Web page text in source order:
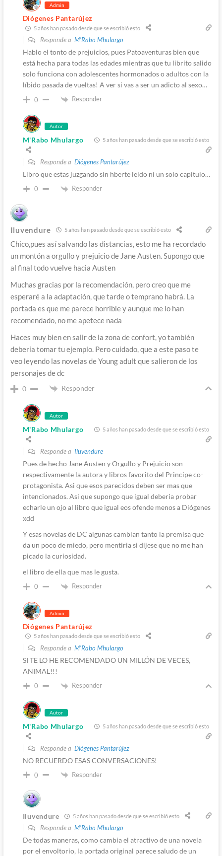
Admin
Diógenes Pantarújez
5 años han pasado desde que se escribió esto
Responde a M'Rabo Mhulargo
Hablo el tonto de prejuicios, pues Patoaventuras bien que
está hecha para todas las edades mientras que tu librito salido
solo funciona con adolescentes hormonados o adultos con la
líbido pasada de vueltas! A ver si vas a ser un adicto al sexo…
0 Responder
Autor
M'Rabo Mhulargo 5 años han pasado desde que se escribió esto
Responde a Diógenes Pantarújez
Libro que estas juzgando sin hberte leido ni un solo capitulo…
0 Responder
Iluvendure 5 años han pasado desde que se escribió esto
Chico,pues así salvando las distancias, esto me ha recordado
un montón a orgullo y prejuicio de Jane Austen. Supongo que
al final todo vuelve hacia Austen
Muchas gracias por la recomendación, pero creo que me
esperaré a la adaptación, que tarde o temprano habrá. La
portada es que me parece horrible y aunque me lo han
recomendado, no me apetece nada
Haces muy bien en salir de la zona de confort, yo también
debería tomar tu ejemplo. Pero cuidado, que a este paso te
veo leyendo las novelas de Young adult que salieron de los
personajes de dc
0 Responder
Autor
M'Rabo Mhulargo 5 años han pasado desde que se escribió esto
Responde a Iluvendure
Pues de hecho Jane Austen y Orgullo y Prejuicio son
respectivamente la autora y libros favorito del Principe co-
protagonista. Asi que esos parecidos deben ser mas que
intencionados. Asi que supongo que igual deberia probar
echarle un ojo al libro que igual eos ofende menos a Diógenes
xdd
Y esas novelas de DC algunas cambian tanto la premisa que
da un poco de miedo, pero mentiria si dijese que no me han
picado la curiosidad.
el libro de ella que mas le gusta.
0 Responder
Admin
Diógenes Pantarújez
5 años han pasado desde que se escribió esto
Responde a M'Rabo Mhulargo
SI TE LO HE RECOMENDADO UN MILLÓN DE VECES,
ANIMAL!!!
0 Responder
Autor
M'Rabo Mhulargo 5 años han pasado desde que se escribió esto
Responde a Diógenes Pantarújez
NO RECUERDO ESAS CONVERSACIONES!
0 Responder
Iluvendure 5 años han pasado desde que se escribió esto
Responde a M'Rabo Mhulargo
De todas maneras, como cambia el atractivo de una novela
por el envoltorio, la portada original parece saludo de un